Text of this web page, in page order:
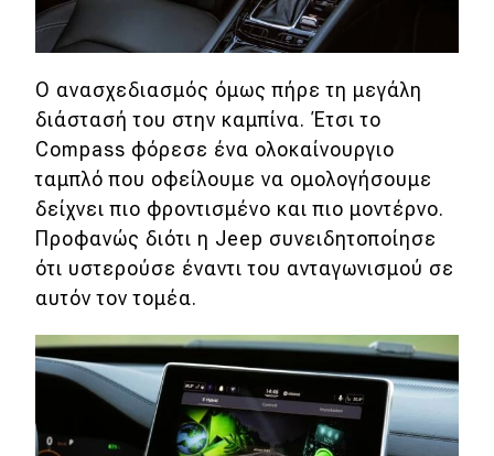
Formula 1
WRC
Motorsport
Eco
Νέα
Τεχνολογία
Σταθμοί φόρτισης
Classic
Ο ανασχεδιασμός όμως πήρε τη μεγάλη
διάστασή του στην καμπίνα. Έτσι το
Compass φόρεσε ένα ολοκαίνουργιο
ταμπλό που οφείλουμε να ομολογήσουμε
δείχνει πιο φροντισμένο και πιο μοντέρνο.
Προφανώς διότι η Jeep συνειδητοποίησε
ότι υστερούσε έναντι του ανταγωνισμού σε
αυτόν τον τομέα.